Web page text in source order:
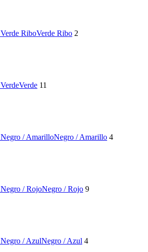
Verde RiboVerde Ribo 2
VerdeVerde 11
Negro / AmarilloNegro / Amarillo 4
Negro / RojoNegro / Rojo 9
Negro / AzulNegro / Azul 4